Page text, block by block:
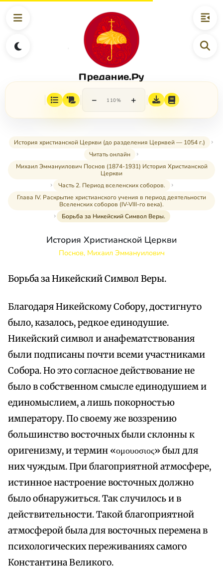
Предание.Ру
− 110% +
История христианской Церкви (до разделения Церквей — 1054 г.)
Читать онлайн
Михаил Эммануилович Поснов (1874-1931) История Христианской
Церкви
Часть 2. Период вселенских соборов.
Глава IV. Раскрытие христианского учения в период деятельности
Вселенских соборов (IV-VIII-го века).
Борьба за Никейский Символ Веры.
История Христианской Церкви
Поснов, Михаил Эммануилович
Борьба за Никейский Символ Веры.
Благодаря Никейскому Собору, достигнуто
было, казалось, редкое единодушие.
Никейский символ и анафематствования
были подписаны почти всеми участниками
Собора. Но это согласное действование не
было в собственном смысле единодушием и
единомыслием, а лишь покорностью
императору. По своему же воззрению
большинство восточных были склонны к
оригенизму, и термин «ομουοσιος» был для
них чуждым. При благоприятной атмосфере,
истинное настроение восточных должно
было обнаружиться. Так случилось и в
действительности. Такой благоприятной
атмосферой была для восточных перемена в
психологических переживаниях самого
Константина Великого.